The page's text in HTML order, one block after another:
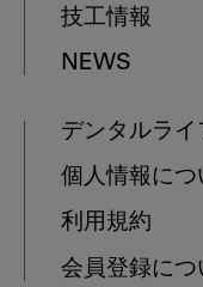
技工情報
NEWS
デンタルライ
個人情報につ
利用規約
会員登録につ